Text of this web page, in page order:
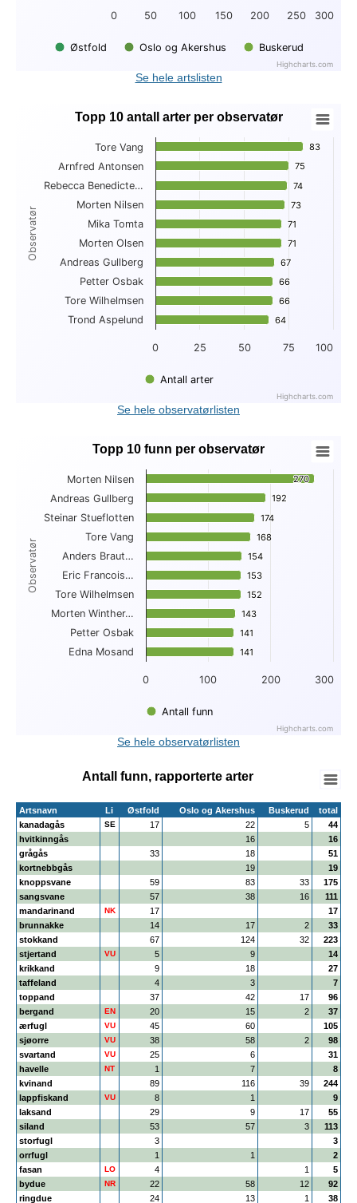
Østfold Oslo og Akershus Buskerud
0 50 100 150 200 250 300
Highcharts.com
End of interactive chart.Se hele artslisten
Topp 10 antall arter per observatør
Bar chart with 10 bars.
View as data table, Topp 10 antall arter per observatør
The chart has 1 X axis displaying Observatør.
The chart has 1 Y axis displaying . Data ranges from 64 to
Observatør
Topp 10 antall arter per observatør
83
83
75
75
74
74
73
73
71
71
71
71
67
67
66
66
66
66
64
64
Antall arter
0 100
25 50 75
Tore Vang
Arnfred Antonsen
Rebecca Benedicte…
Morten Nilsen
Mika Tomta
Morten Olsen
Andreas Gullberg
Petter Osbak
Tore Wilhelmsen
Trond Aspelund
Highcharts.com
End of interactive chart.Se hele observatørlisten
Topp 10 funn per observatør
Bar chart with 10 bars.
View as data table, Topp 10 funn per observatør
The chart has 1 X axis displaying Observatør.
The chart has 1 Y axis displaying . Data ranges from 141 to
Observatør
Topp 10 funn per observatør
270
270
192
192
174
174
168
168
154
154
153
153
152
152
143
143
141
141
141
141
Antall funn
0 100 200 300
Morten Nilsen
Andreas Gullberg
Steinar Stueflotten
Tore Vang
Anders Braut…
Eric Francois…
Tore Wilhelmsen
Morten Winther…
Petter Osbak
Edna Mosand
Highcharts.com
End of interactive chart.Se hele observatørlisten
Antall funn, rapporterte arter
Artsnavn Li Østfold Oslo og Akershus Buskerud
total
kanadagås
SE 17 22 5
44
hvitkinngås
16
16
grågås
33 18
51
kortnebbgås
19
19
knoppsvane
59 83 33
175
sangsvane
57 38 16
111
mandarinand
NK 17
17
brunnakke
14 17 2
33
stokkand
67 124 32
223
stjertand
VU 5 9
14
krikkand
9 18
27
taffeland
4 3
7
toppand
37 42 17
96
bergand
EN 20 15 2
37
ærfugl
VU 45 60
105
sjøorre
VU 38 58 2
98
svartand
VU 25 6
31
havelle
NT 1 7
8
kvinand
89 116 39
244
lappfiskand
VU 8 1
9
laksand
29 9 17
55
siland
53 57 3
113
storfugl
3
3
orrfugl
1 1
2
fasan
LO 4 1
5
bydue
NR 22 58 12
92
ringdue
24 13 1 38